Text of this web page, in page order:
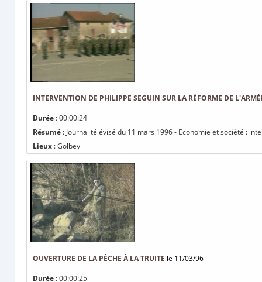
INTERVENTION DE PHILIPPE SEGUIN SUR LA RÉFORME DE
Durée : 00:00:24
Résumé : Journal télévisé du 11 mars 1996 - Economie et société :
Lieux : Golbey
OUVERTURE DE LA PÊCHE À LA TRUITE le 11/03/96
Durée : 00:00:25